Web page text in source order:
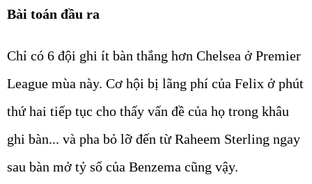
Bài toán đầu ra
Chỉ có 6 đội ghi ít bàn thắng hơn Chelsea ở Premier
League mùa này. Cơ hội bị lãng phí của Felix ở phút
thứ hai tiếp tục cho thấy vấn đề của họ trong khâu
ghi bàn... và pha bỏ lỡ đến từ Raheem Sterling ngay
sau bàn mở tỷ số của Benzema cũng vậy.